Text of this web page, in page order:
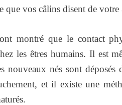
que vos câlins disent de votre
montré que le contact
les êtres humains. Il est
nouveaux nés sont déposés
et il existe une